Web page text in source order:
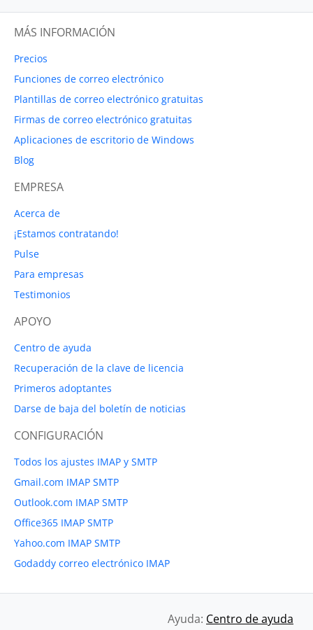
MÁS INFORMACIÓN
Precios
Funciones de correo electrónico
Plantillas de correo electrónico gratuitas
Firmas de correo electrónico gratuitas
Aplicaciones de escritorio de Windows
Blog
EMPRESA
Acerca de
¡Estamos contratando!
Pulse
Para empresas
Testimonios
APOYO
Centro de ayuda
Recuperación de la clave de licencia
Primeros adoptantes
Darse de baja del boletín de noticias
CONFIGURACIÓN
Todos los ajustes IMAP y SMTP
Gmail.com IMAP SMTP
Outlook.com IMAP SMTP
Office365 IMAP SMTP
Yahoo.com IMAP SMTP
Godaddy correo electrónico IMAP
Ayuda: Centro de ayuda